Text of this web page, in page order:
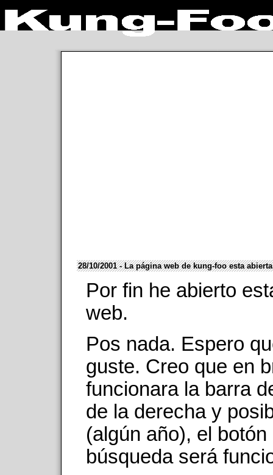
28/10/2001 - La página web de kung-foo esta
Por fin he abierto
web.
Pos nada. Espero
guste. Creo que en
funcionara la barra
de la derecha y
(algún año), el botón
búsqueda será